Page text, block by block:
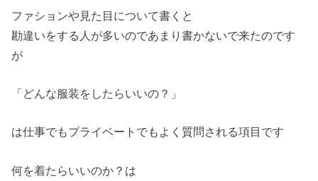
ファションや見た目について書くと
勘違いをする人が多いのであまり書かないで来たのです
が
「どんな服装をしたらいいの？」
は仕事でもプライベートでもよく質問される項目です
何を着たらいいのか？は